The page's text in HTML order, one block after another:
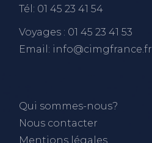
Tél: 01 45 23 41 54
Voyages : 01 45 23 41 53
Email: info@cimgfrance.fr
Qui sommes-nous?
Nous contacter
Mentions légales